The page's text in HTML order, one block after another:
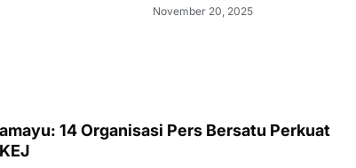
November 20, 2025
14 Organisasi Pers Bersatu Perkuat